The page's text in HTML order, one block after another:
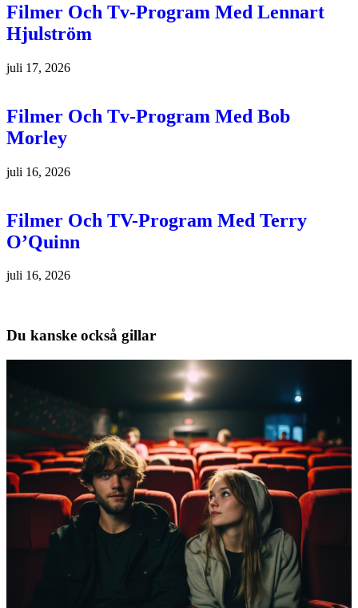
Filmer Och Tv-Program Med Lennart
Hjulström
juli 17, 2026
Filmer Och Tv-Program Med Bob
Morley
juli 16, 2026
Filmer Och TV-Program Med Terry
O’Quinn
juli 16, 2026
Du kanske också gillar